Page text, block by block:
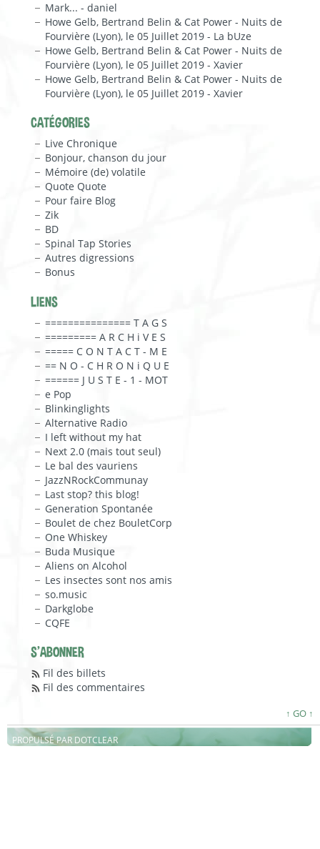
Mark... - daniel
Howe Gelb, Bertrand Belin & Cat Power - Nuits de
Fourvière (Lyon), le 05 Juillet 2019 - La bUze
Howe Gelb, Bertrand Belin & Cat Power - Nuits de
Fourvière (Lyon), le 05 Juillet 2019 - Xavier
Howe Gelb, Bertrand Belin & Cat Power - Nuits de
Fourvière (Lyon), le 05 Juillet 2019 - Xavier
CATÉGORIES
Live Chronique
Bonjour, chanson du jour
Mémoire (de) volatile
Quote Quote
Pour faire Blog
Zik
BD
Spinal Tap Stories
Autres digressions
Bonus
LIENS
=============== T A G S
========= A R C H i V E S
===== C O N T A C T - M E
== N O - C H R O N i Q U E
====== J U S T E - 1 - MOT
e Pop
Blinkinglights
Alternative Radio
I left without my hat
Next 2.0 (mais tout seul)
Le bal des vauriens
JazzNRockCommunay
Last stop? this blog!
Generation Spontanée
Boulet de chez BouletCorp
One Whiskey
Buda Musique
Aliens on Alcohol
Les insectes sont nos amis
so.music
Darkglobe
CQFE
S'ABONNER
Fil des billets
Fil des commentaires
PROPULSÉ PAR DOTCLEAR
↑ GO ↑